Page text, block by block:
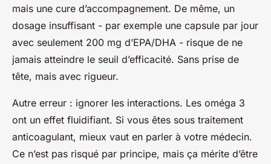
mais une cure d’accompagnement. De même, un
dosage insuffisant - par exemple une capsule par jour
avec seulement 200 mg d’EPA/DHA - risque de ne
jamais atteindre le seuil d’efficacité. Sans prise de
tête, mais avec rigueur.
Autre erreur : ignorer les interactions. Les oméga 3
ont un effet fluidifiant. Si vous êtes sous traitement
anticoagulant, mieux vaut en parler à votre médecin.
Ce n’est pas risqué par principe, mais ça mérite d’être